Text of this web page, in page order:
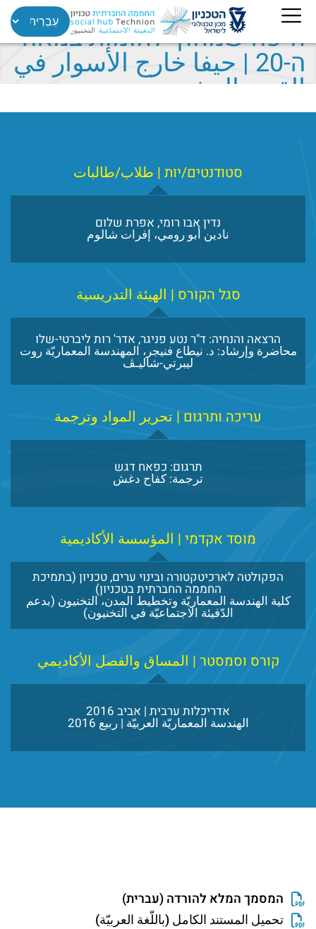
חיפה שמחוץ לחומות במאה
ה-20 | حيفا خارج الأسوار في
القرن العشرين
סטודנטים/יות | طلاب/طالبات
נדין אבו רומי, אפרת שלום
نادين أبو رومي، إفرات شالوم
סגל הקורס | الهيئة التدريسية
הרצאה והנחיה: ד"ר נטע פניגר, אדר' רות ליברטי-שלו
محاضرة وإرشاد: د. نيطاع فنيجر، المهندسة المعماريّة روت
ليبرتي-شاليـڤ
עריכה ותרגום | تحرير المواد وترجمة
תרגום: כפאח דגש
ترجمة: كفاح دغش
מוסד אקדמי | المؤسسة الأكاديمية
הפקולטה לארכיטקטורה ובינוי ערים, טכניון (בתמיכת
החממה החברתית בטכניון)
كلية الهندسة المعماريّة وتخطيط المدن، التخنيون (بدعم
الدّفيئة الاجتماعيّة في التخنيون)
קורס וסמסטר | المساق والفصل الأكاديمي
אדריכלות ערבית | אביב 2016
الهندسة المعماريّة العربيّة | ربيع 2016
המסמך המלא להורדה (עברית)
تحميل المستند الكامل (باللّغة العربيّة)